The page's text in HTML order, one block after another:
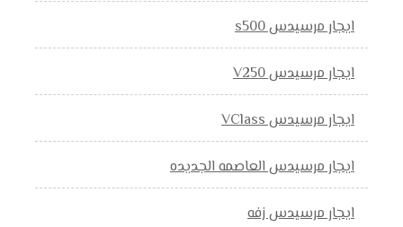
ايجار مرسيدس s500
ايجار مرسيدس V250
ايجار مرسيدس VClass
ايجار مرسيدس العاصمه الجديده
ايجار مرسيدس زفه